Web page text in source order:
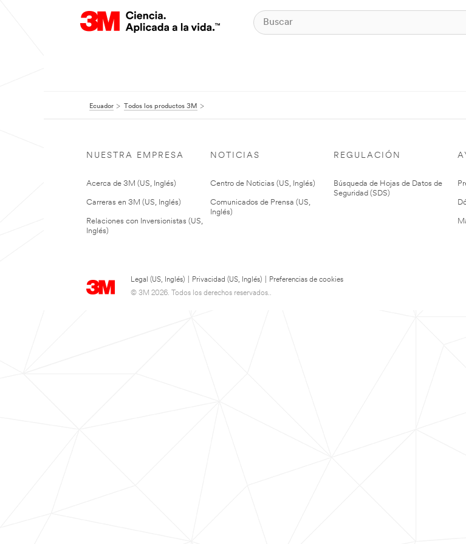
Ecuador Todos los productos 3M
NUESTRA EMPRESA
Acerca de 3M (US, Inglés)
Carreras en 3M (US, Inglés)
Relaciones con Inversionistas (US,
Inglés)
NOTICIAS
Centro de Noticias (US, Inglés)
Comunicados de Prensa (US,
Inglés)
REGULACIÓN
Búsqueda de Hojas de Datos de
Seguridad (SDS)
Legal (US, Inglés) Privacidad (US, Inglés)
Preferencias de cookies
© 3M 2026. Todos los derechos reservados..